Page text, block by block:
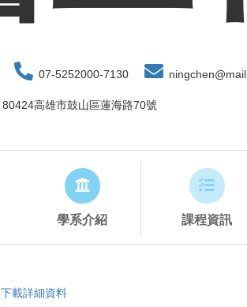
07-5252000-7130
80424高雄市鼓山區蓮海路70號
學系介紹 課程資訊
下載詳細資料